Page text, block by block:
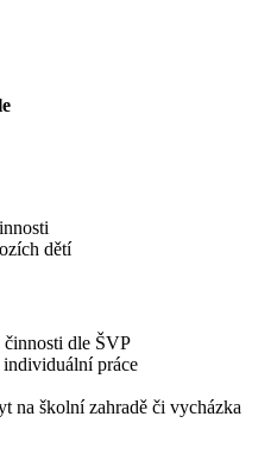
dětí
činnosti dle ŠVP
práce
na školní zahradě či vycházka